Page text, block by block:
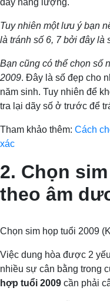
đầy năng lượng.
Tuy nhiên một lưu ý bạn
là tránh số 6, 7 bởi đây là
Bạn cũng có thể chọn số
2009. Đây là số đẹp cho
năm sinh. Tuy nhiên để
tra lại dãy số ở trước để
Tham khảo thêm: Cách
xác
2. Chọn
theo âm
Chọn sim họp tuổi 2009
Việc dung hòa được 2
nhiều sự cân bằng trong
hợp tuổi 2009 cần phải